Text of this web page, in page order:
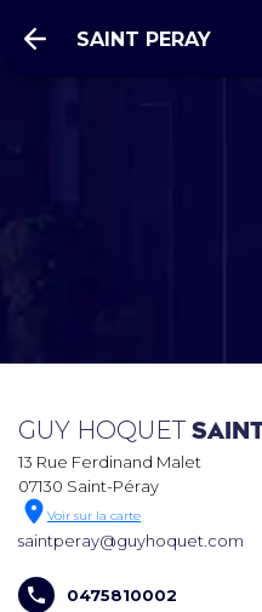
SAINT PERAY
GUY HOQUET
13 Rue Ferdinand Malet
07130 Saint-Péray
Voir sur la carte
saintperay@guyhoquet.com
0475810002